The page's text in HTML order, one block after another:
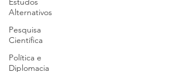
Alternativos
Pesquisa
Científica
Política e
Diplomacia